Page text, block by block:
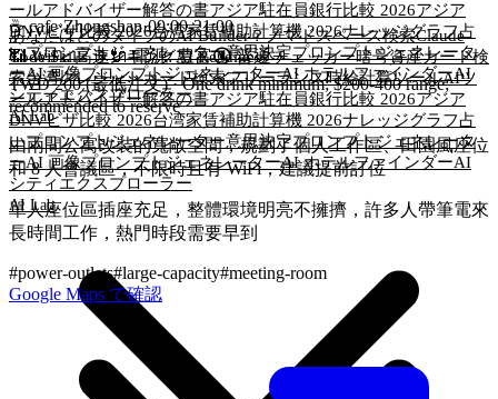
ールアドバイザー解答の書アジア駐在員銀行比較 2026アジア
DNVビザ比較 2026台湾家賃補助計算機 2026ナレッジグラフ占
いプロンプトジェネレーター意思決定プロンプトジェネレータ
ーAI 画像プロンプトジェネレーターAI ホテルファインダーAI
シティエクスプローラー
AI Lab
あなたはどのタイプのAI Builder？ノマドスペース検索Claude
Code Skills ランキングAI Readiness チェッカー暗号資産カード検
索台湾クレジットカード検索フリーランス時給計算ツールAIツ
ールアドバイザー解答の書アジア駐在員銀行比較 2026アジア
DNVビザ比較 2026台湾家賃補助計算機 2026ナレッジグラフ占
いプロンプトジェネレーター意思決定プロンプトジェネレータ
ーAI 画像プロンプトジェネレーターAI ホテルファインダーAI
シティエクスプローラー
AI Lab
☕ cafe·Zhongshan·09:00-21:00
📶 WiFi:高速🔌電源:豊富🔇普通
TWD 200 (最低注文)·One drink minimum; $200-400 range;
recommended to reserve
由兩間公寓改裝的寬敞空間，規劃了個人工作區、田園風座位
和 8 人會議區，不限時且有 WiFi，建議提前訂位
單人座位區插座充足，整體環境明亮不擁擠，許多人帶筆電來
長時間工作，熱門時段需要早到
#power-outlets#large-capacity#meeting-room
Google Maps で確認